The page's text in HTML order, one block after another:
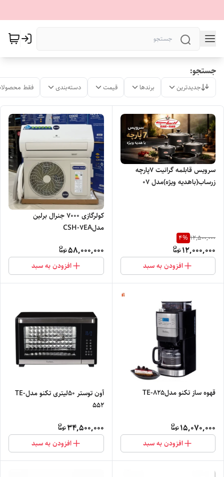
جستجو:
جدیدترین برندها قیمت دسته‌بندی فقط
سرویس قابلمه گرانیت ۷پارچه
زرساب(باهدیه ویژه)مدل ۰۷
12,500,000
4%
12,000,000
افزودن به سبد
کولرگازی ۷۰۰۰ جنرال برلین
مدلCSH-7EA
58,000,000
افزودن به سبد
قهوه ساز تکنو مدلTE-825
15,070,000
افزودن به سبد
آون توستر ۵۰لیتری تکنو مدلTE-
552
34,500,000
افزودن به سبد